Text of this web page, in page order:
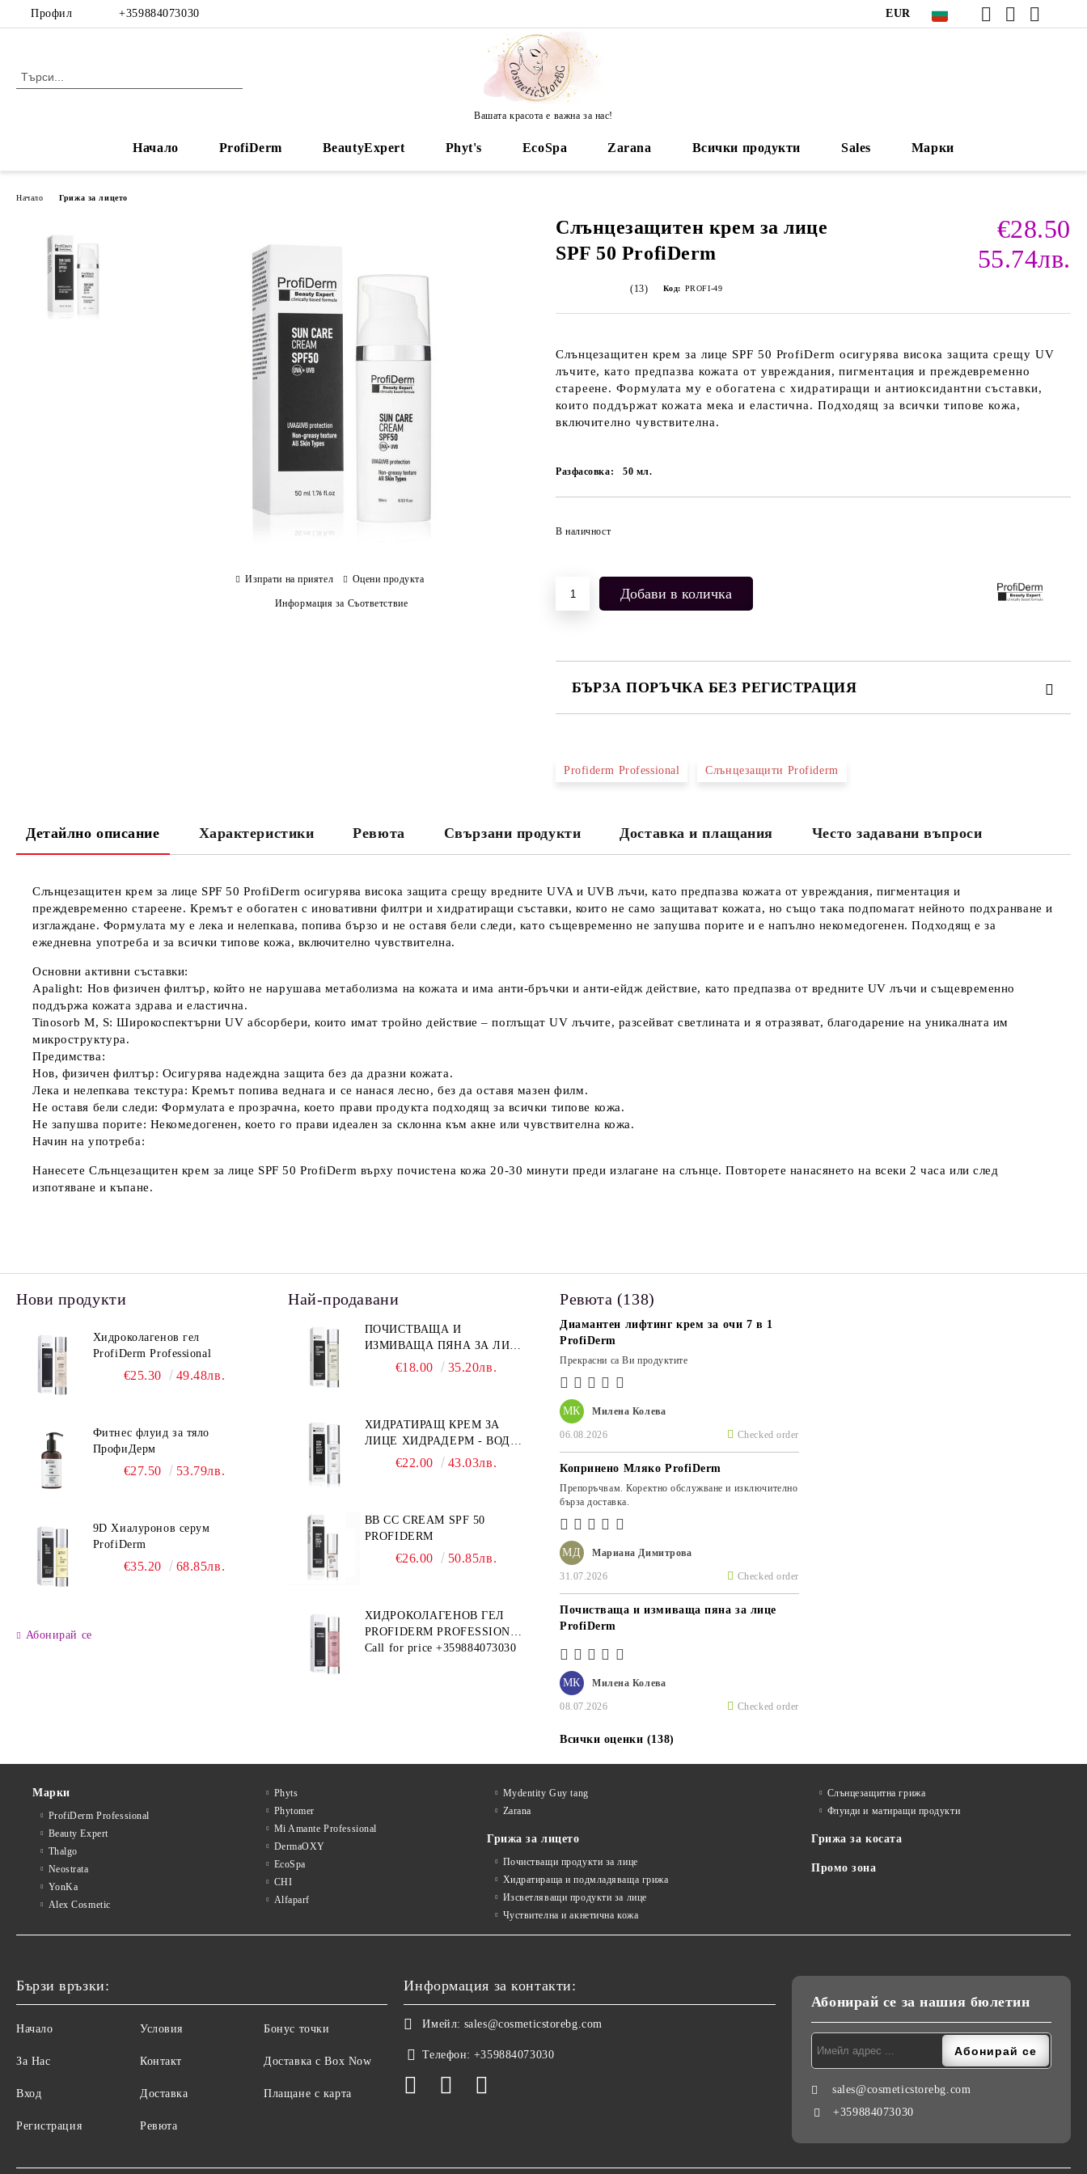
Профил +359884073030 EUR
Вашата красота е важна за нас!
Начало ProfiDerm BeautyExpert Phyt's EcoSpa Zarana Всички продукти Sales Марки
Начало Грижа за лицето
Слънцезащитен крем за лице
SPF 50 ProfiDerm
€28.50
55.74лв.
(13) Код: PROFI-49
Слънцезащитен крем за лице SPF 50 ProfiDerm осигурява висока защита срещу UV
лъчите, като предпазва кожата от увреждания, пигментация и преждевременно
стареене. Формулата му е обогатена с хидратиращи и антиоксидантни съставки,
които поддържат кожата мека и еластична. Подходящ за всички типове кожа,
включително чувствителна.
Разфасовка: 50 мл.
В наличност
БЪРЗА ПОРЪЧКА БЕЗ РЕГИСТРАЦИЯ
Съгласен съм сПолитиката за лични данни
Profiderm Professional Слънцезащити Profiderm
Изпрати на приятел Оцени продукта
Информация за Съответствие
Детайлно описание Характеристики Ревюта Свързани продукти Доставка и плащания Често задавани въпроси
Слънцезащитен крем за лице SPF 50 ProfiDerm осигурява висока защита срещу вредните UVA и UVB лъчи, като предпазва кожата от увреждания, пигментация и
преждевременно стареене. Кремът е обогатен с иновативни филтри и хидратиращи съставки, които не само защитават кожата, но също така подпомагат нейното подхранване и
изглаждане. Формулата му е лека и нелепкава, попива бързо и не оставя бели следи, като същевременно не запушва порите и е напълно некомедогенен. Подходящ е за
ежедневна употреба и за всички типове кожа, включително чувствителна.
Основни активни съставки:
Apalight: Нов физичен филтър, който не нарушава метаболизма на кожата и има анти-бръчки и анти-ейдж действие, като предпазва от вредните UV лъчи и същевременно
поддържа кожата здрава и еластична.
Tinosorb M, S: Широкоспектърни UV абсорбери, които имат тройно действие – поглъщат UV лъчите, разсейват светлината и я отразяват, благодарение на уникалната им
микроструктура.
Предимства:
Нов, физичен филтър: Осигурява надеждна защита без да дразни кожата.
Лека и нелепкава текстура: Кремът попива веднага и се нанася лесно, без да оставя мазен филм.
Не оставя бели следи: Формулата е прозрачна, което прави продукта подходящ за всички типове кожа.
Не запушва порите: Некомедогенен, което го прави идеален за склонна към акне или чувствителна кожа.
Начин на употреба:
НанесетеСлънцезащитен крем за лице SPF 50 ProfiDerm върху почистена кожа 20-30 минути преди излагане на слънце. Повторете нанасянето на всеки 2 часа или след
изпотяване и къпане.
Нови продукти
Хидроколагенов гел
ProfiDerm Professional
€25.30 49.48лв.
Фитнес флуид за тяло
ПрофиДерм
€27.50 53.79лв.
9D Хиалуронов серум
ProfiDerm
€35.20 68.85лв.
Абонирай се
Най-продавани
ПОЧИСТВАЩА И
ИЗМИВАЩА ПЯНА ЗА ЛИЦЕ
PROFIDERM
€18.00 35.20лв.
ХИДРАТИРАЩ КРЕМ ЗА
ЛИЦЕ ХИДРАДЕРМ - ВОДЕН
МАГНИТ PROFIDERM
€22.00 43.03лв.
BB CC CREAM SPF 50
PROFIDERM
€26.00 50.85лв.
ХИДРОКОЛАГЕНОВ ГЕЛ
PROFIDERM PROFESSIONAL
– ПРОДУКТ ЗА ДЪЛБОКА
Call for price +359884073030
Ревюта (138)
МК Милена Колева
06.08.2026 Checked order
Диамантен лифтинг крем за очи 7 в 1
ProfiDerm
Прекрасни са Ви продуктите
МД Мариана Димитрова
31.07.2026 Checked order
Копринено Мляко ProfiDerm
Препоръчвам. Коректно обслужване и изключително
бърза доставка.
МК Милена Колева
08.07.2026 Checked order
Почистваща и измиваща пяна за лице
ProfiDerm
Всички оценки (138)
Марки
ProfiDerm Professional
Beauty Expert
Thalgo
Neostrata
YonKa
Alex Cosmetic
Phyts
Phytomer
Mi Amante Professional
DermaOXY
EcoSpa
CHI
Alfaparf
Mydentity Guy tang
Zarana
Грижа за лицето
Почистващи продукти за лице
Хидратираща и подмладяваща грижа
Изсветляващи продукти за лице
Чуствителна и акнетична кожа
Слънцезащитна грижа
Флуиди и матиращи продукти
Грижа за косата
Промо зона
Бързи връзки:
Начало
За Нас
Вход
Регистрация
Условия
Контакт
Доставка
Ревюта
Бонус точки
Доставка с Box Now
Плащане с карта
Информация за контакти:
Имейл: sales@cosmeticstorebg.com
Телефон: +359884073030
Абонирай се за нашия бюлетин
sales@cosmeticstorebg.com
+359884073030